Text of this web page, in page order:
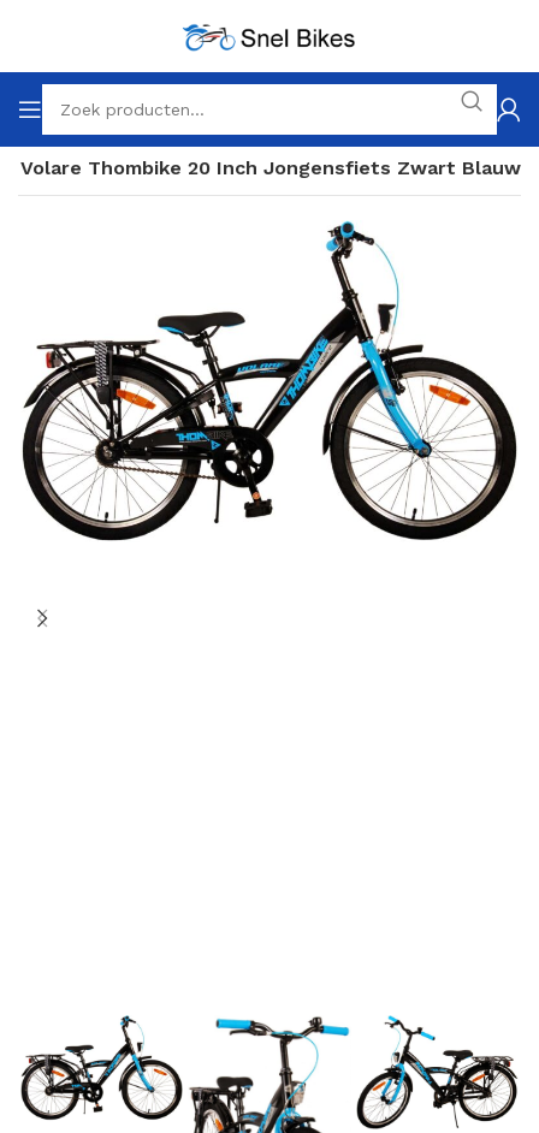
Volare Thombike 20 Inch Jongensfiets Zwart Blauw